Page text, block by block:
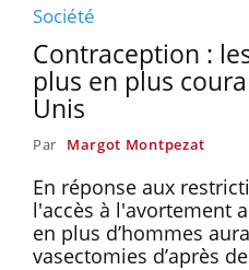
Société
Contraception :
plus en plus
Unis
Par Margot Montpezat
En réponse aux
l'accès à l'avortement
en plus d’hommes
vasectomies d’après